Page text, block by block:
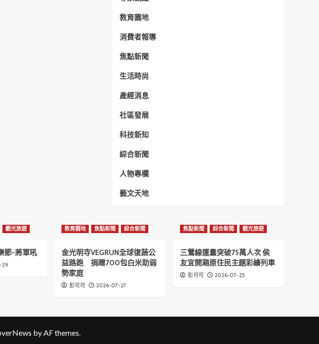
教育園地
消費者報導
焦點新聞
生活時尚
產經消息
社區發展
科技新知
綜合新聞
人物專欄
藝文天地
觀光旅遊
節-將軍吼
29
教育園地 焦點新聞 綜合新聞
金光明寺VEGRUN全球復蔬公
益路跑 捐贈700包白米助弱
勢家庭
彭可可 2026-07-27
焦點新聞 綜合新聞 觀光旅遊
三鶯線運量突破75萬人次 侯
友宜開箱原住民主題彩繪列車
彭可可 2026-07-25
by AF themes.